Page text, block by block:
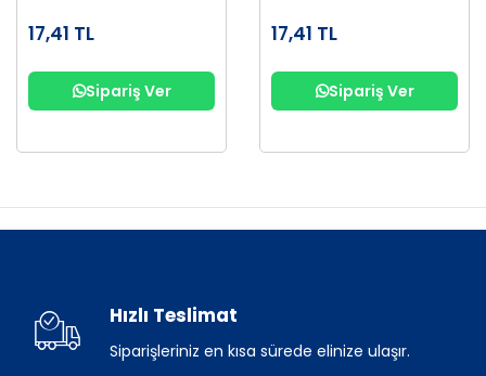
17,41 TL
Sipariş Ver
17,41 TL
Sipariş Ver
Hızlı Teslimat
Siparişleriniz en kısa sürede elinize ulaşır.